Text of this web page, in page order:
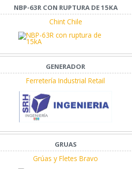
NBP-63R CON RUPTURA DE 15KA
Chint Chile
GENERADOR
Ferretería Industrial Retail
GRUAS
Grúas y Fletes Bravo